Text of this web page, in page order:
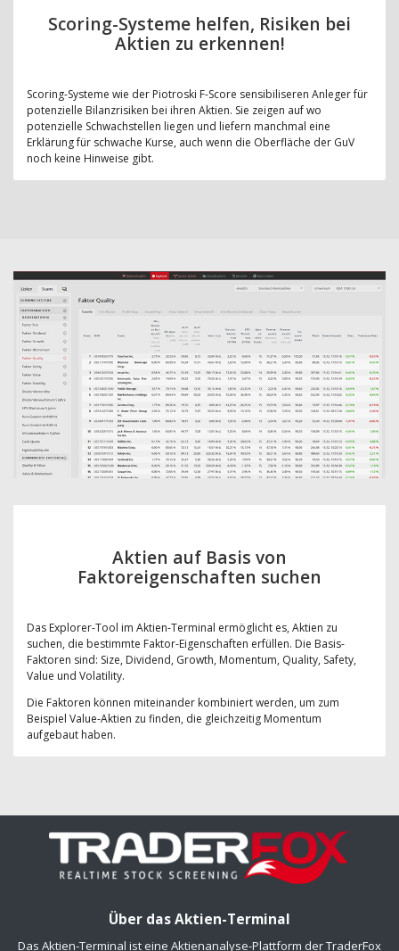
Scoring-Systeme helfen, Risiken bei
Aktien zu erkennen!
Scoring-Systeme wie der Piotroski F-Score sensibiliseren Anleger für
potenzielle Bilanzrisiken bei ihren Aktien. Sie zeigen auf wo
potenzielle Schwachstellen liegen und liefern manchmal eine
Erklärung für schwache Kurse, auch wenn die Oberfläche der GuV
noch keine Hinweise gibt.
Aktien auf Basis von
Faktoreigenschaften suchen
Das Explorer-Tool im Aktien-Terminal ermöglicht es, Aktien zu
suchen, die bestimmte Faktor-Eigenschaften erfüllen. Die Basis-
Faktoren sind: Size, Dividend, Growth, Momentum, Quality, Safety,
Value und Volatility.
Die Faktoren können miteinander kombiniert werden, um zum
Beispiel Value-Aktien zu finden, die gleichzeitig Momentum
aufgebaut haben.
Über das Aktien-Terminal
Das Aktien-Terminal ist eine Aktienanalyse-Plattform der TraderFox